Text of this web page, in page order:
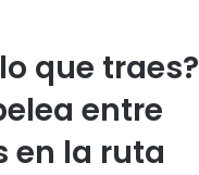
que traes?
entre
en la ruta